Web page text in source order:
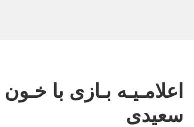
اعلامـیـه بـازی با
سعیدی